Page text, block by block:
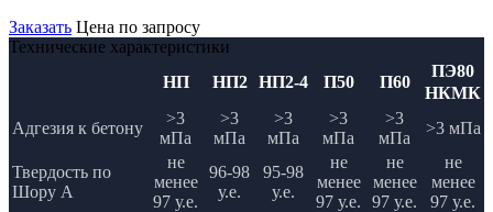
Заказать Цена по запросу
Технические характеристики
НП
НП2 НП2-4 П50 П60
ПЭ80
НКМК
Адгезия к бетону
>3
мПа
>3
мПа
>3
мПа
>3
мПа
>3
мПа
>3 мПа
Твердость по
Шору А
не
менее
97 у.е.
96-98
у.е.
95-98
у.е.
не
менее
97 у.е.
не
менее
97 у.е.
не
менее
97 у.е.